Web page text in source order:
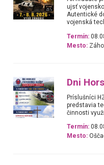
ujsť
Autentické
vojenská
Termín:
Mesto:
Dni
Príslušníci
predstavia
činnosti
Termín:
Mesto: